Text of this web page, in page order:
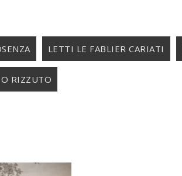
LETTI LE FABLIER CARIATI
RIZZUTO